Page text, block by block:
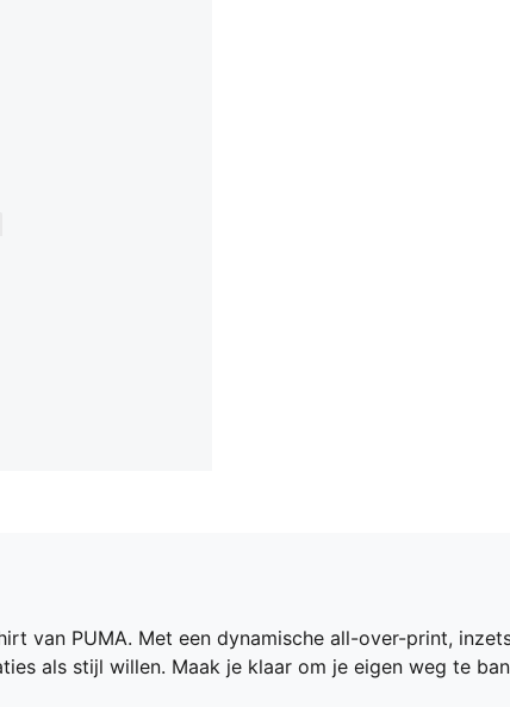
van PUMA. Met een dynamische all-over-print,
als stijl willen. Maak je klaar om je eigen weg te